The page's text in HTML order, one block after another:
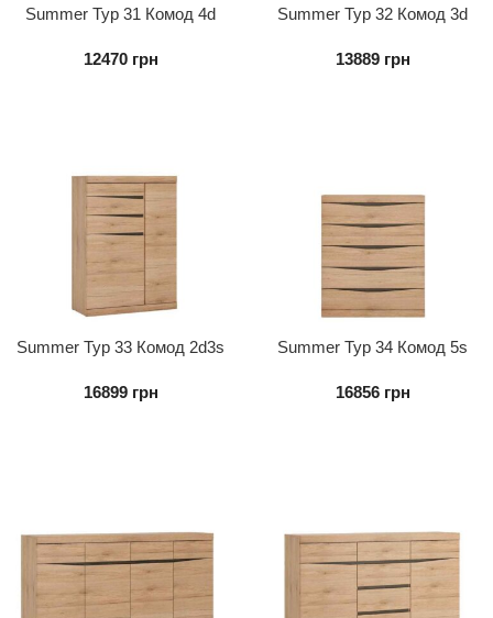
Summer Typ 31 Комод 4d
12470 грн
Summer Typ 32 Комод 3d
13889 грн
Summer Typ 33 Комод 2d3s
16899 грн
Summer Typ 34 Комод 5s
16856 грн